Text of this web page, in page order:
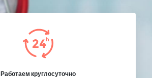
Работаем круглосуточно